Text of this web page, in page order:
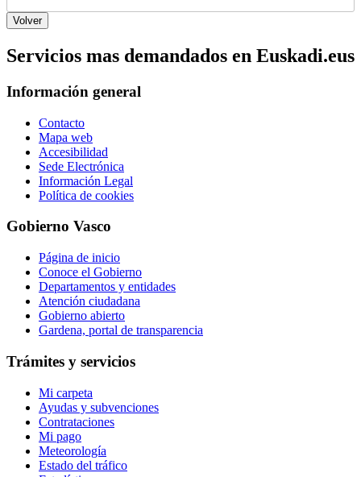
Servicios mas demandados en Euskadi.eus
Información general
Contacto
Mapa web
Accesibilidad
Sede Electrónica
Información Legal
Política de cookies
Gobierno Vasco
Página de inicio
Conoce el Gobierno
Departamentos y entidades
Atención ciudadana
Gobierno abierto
Gardena, portal de transparencia
Trámites y servicios
Mi carpeta
Ayudas y subvenciones
Contrataciones
Mi pago
Meteorología
Estado del tráfico